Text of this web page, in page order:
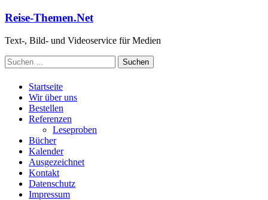
Zum
springen
Reise-Themen.Net
Text-, Bild- und Videoservice für Medien
Suchen
nach:
Startseite
Wir über uns
Bestellen
Referenzen
Leseproben
Bücher
Kalender
Ausgezeichnet
Kontakt
Datenschutz
Impressum